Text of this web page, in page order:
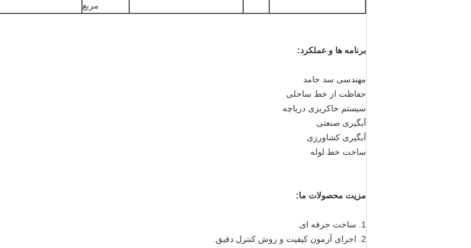
مربع
برنامه ها و عملکرد:
مهندسی سد جامد
حفاظت از خط ساحلی
سیستم خاکریزی دریاچه
آبگیری صنعتی
آبگیری کشاورزی
ساخت خط لوله
مزیت محصولات ما:
1. ساخت حرفه ای.
2. اجرای آزمون کیفیت و روش کنترل دقیق.